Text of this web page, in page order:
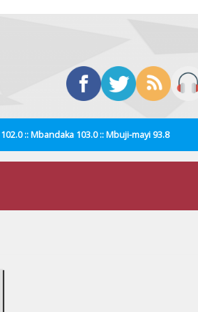
:: Mbandaka 103.0 :: Mbuji-mayi 93.8